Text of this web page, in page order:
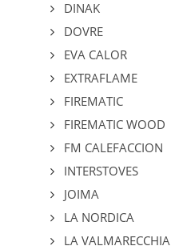
DINAK
DOVRE
EVA CALOR
EXTRAFLAME
FIREMATIC
FIREMATIC WOOD
FM CALEFACCION
INTERSTOVES
JOIMA
LA NORDICA
LA VALMARECCHIA